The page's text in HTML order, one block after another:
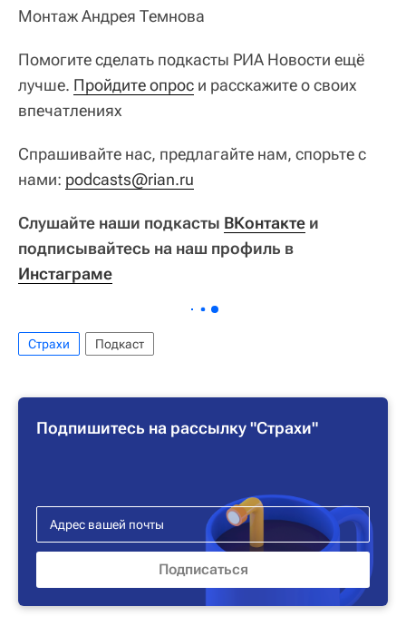
Монтаж Андрея Темнова
Помогите сделать подкасты РИА Новости ещё
лучше. Пройдите опрос и расскажите о своих
впечатлениях
Спрашивайте нас, предлагайте нам, спорьте с
нами: podcasts@rian.ru
Слушайте наши подкасты ВКонтакте и
подписывайтесь на наш профиль в
Инстаграме
Страхи Подкаст
Подпишитесь на рассылку "Страхи"